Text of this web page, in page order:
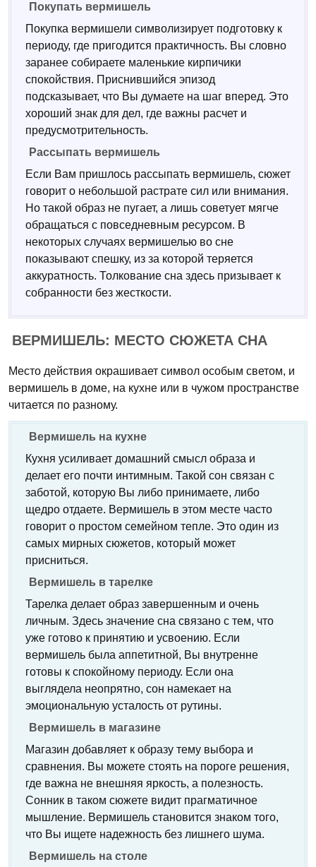
Покупать вермишель
Покупка вермишели символизирует подготовку к
периоду, где пригодится практичность. Вы словно
заранее собираете маленькие кирпичики
спокойствия. Приснившийся эпизод
подсказывает, что Вы думаете на шаг вперед. Это
хороший знак для дел, где важны расчет и
предусмотрительность.
Рассыпать вермишель
Если Вам пришлось рассыпать вермишель, сюжет
говорит о небольшой растрате сил или внимания.
Но такой образ не пугает, а лишь советует мягче
обращаться с повседневным ресурсом. В
некоторых случаях вермишелью во сне
показывают спешку, из за которой теряется
аккуратность. Толкование сна здесь призывает к
собранности без жесткости.
ВЕРМИШЕЛЬ: МЕСТО СЮЖЕТА СНА
Место действия окрашивает символ особым светом, и
вермишель в доме, на кухне или в чужом пространстве
читается по разному.
Вермишель на кухне
Кухня усиливает домашний смысл образа и
делает его почти интимным. Такой сон связан с
заботой, которую Вы либо принимаете, либо
щедро отдаете. Вермишель в этом месте часто
говорит о простом семейном тепле. Это один из
самых мирных сюжетов, который может
присниться.
Вермишель в тарелке
Тарелка делает образ завершенным и очень
личным. Здесь значение сна связано с тем, что
уже готово к принятию и усвоению. Если
вермишель была аппетитной, Вы внутренне
готовы к спокойному периоду. Если она
выглядела неопрятно, сон намекает на
эмоциональную усталость от рутины.
Вермишель в магазине
Магазин добавляет к образу тему выбора и
сравнения. Вы можете стоять на пороге решения,
где важна не внешняя яркость, а полезность.
Сонник в таком сюжете видит прагматичное
мышление. Вермишель становится знаком того,
что Вы ищете надежность без лишнего шума.
Вермишель на столе